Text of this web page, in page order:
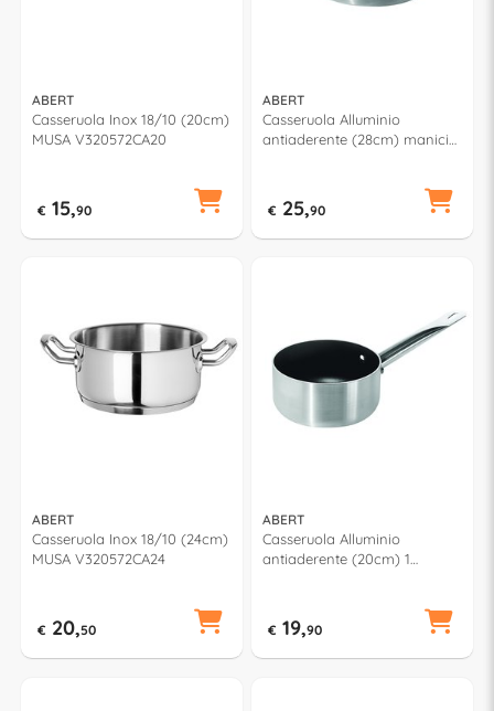
ABERT
Casseruola Inox 18/10 (20cm)
MUSA V320572CA20
€ 15,90
ABERT
Casseruola Alluminio
antiaderente (28cm) manici
€ 25,90
ABERT
Casseruola Inox 18/10 (24cm)
MUSA V320572CA24
€ 20,50
ABERT
Casseruola Alluminio
antiaderente (20cm) 1
€ 19,90